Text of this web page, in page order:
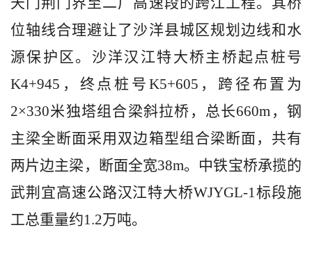
位轴线合理避让了沙洋县城区规划边线和水
源保护区。沙洋汉江特大桥主桥起点桩号
K4+945，终点桩号K5+605，跨径布置为
2×330米独塔组合梁斜拉桥，总长660m，钢
主梁全断面采用双边箱型组合梁断面，共有
两片边主梁，断面全宽38m。中铁宝桥承揽的
武荆宜高速公路汉江特大桥WJYGL-1标段施
工总重量约1.2万吨。